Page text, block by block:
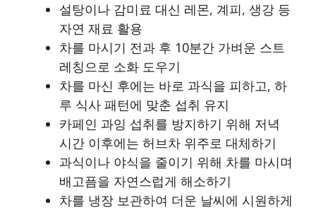
설탕이나 감미료 대신 레몬, 계피, 생강 등
자연 재료 활용
차를 마시기 전과 후 10분간 가벼운 스트
레칭으로 소화 도우기
차를 마신 후에는 바로 과식을 피하고, 하
루 식사 패턴에 맞춘 섭취 유지
카페인 과잉 섭취를 방지하기 위해 저녁
시간 이후에는 허브차 위주로 대체하기
과식이나 야식을 줄이기 위해 차를 마시며
배고픔을 자연스럽게 해소하기
차를 냉장 보관하여 더운 날씨에 시원하게